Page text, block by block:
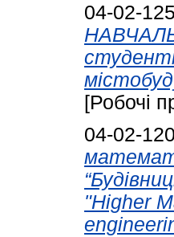
04-02-125
[Робочі
04-02-120
"Higher